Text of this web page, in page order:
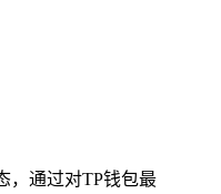
，通过对TP钱包最